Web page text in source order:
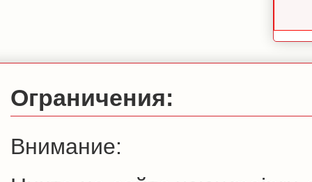
Ограничения:
Внимание: